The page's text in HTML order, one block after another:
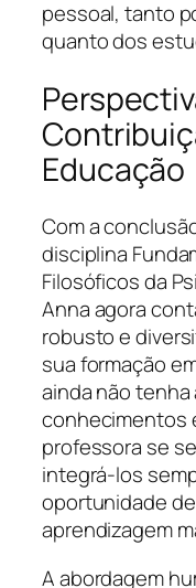
pessoal, tanto
quanto dos
Educação
Com a
disciplina
Filosóficos da
Anna agora
robusto e
sua formação
ainda não
conhecimentos
professora se
integrá-los
oportunidade
aprendizagem
A abordagem